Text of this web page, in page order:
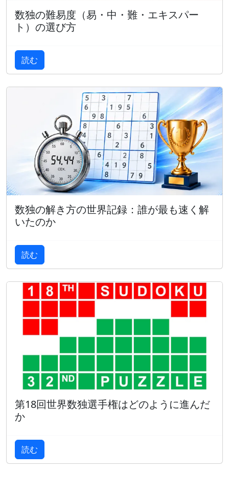
数独の難易度（易・中・難・エキスパー
ト）の選び方
読む
数独の解き方の世界記録：誰が最も速く解
いたのか
読む
第18回世界数独選手権はどのように進んだ
か
読む